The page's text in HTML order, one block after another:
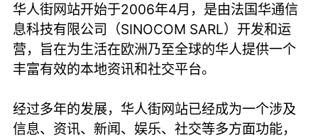
华人街网站开始于2006年4月，是由法国华通信
息科技有限公司（SINOCOM SARL）开发和运
营，旨在为生活在欧洲乃至全球的华人提供一个
丰富有效的本地资讯和社交平台。
经过多年的发展，华人街网站已经成为一个涉及
信息、资讯、新闻、娱乐、社交等多方面功能，